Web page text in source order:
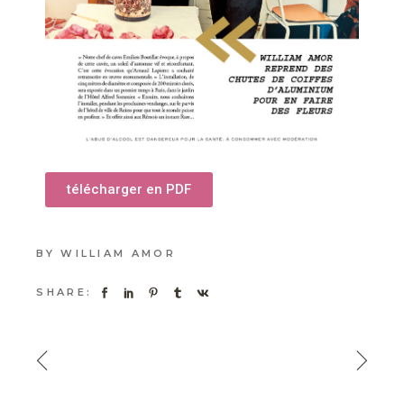
télécharger en PDF
BY WILLIAM AMOR
SHARE: